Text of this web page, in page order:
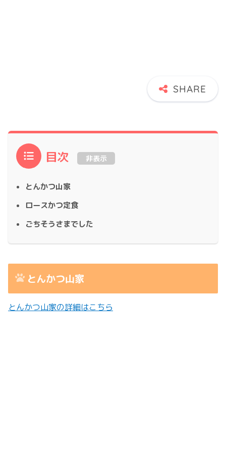
目次 非表示
とんかつ山家
ロースかつ定食
ごちそうさまでした
とんかつ山家
とんかつ山家の詳細はこちら